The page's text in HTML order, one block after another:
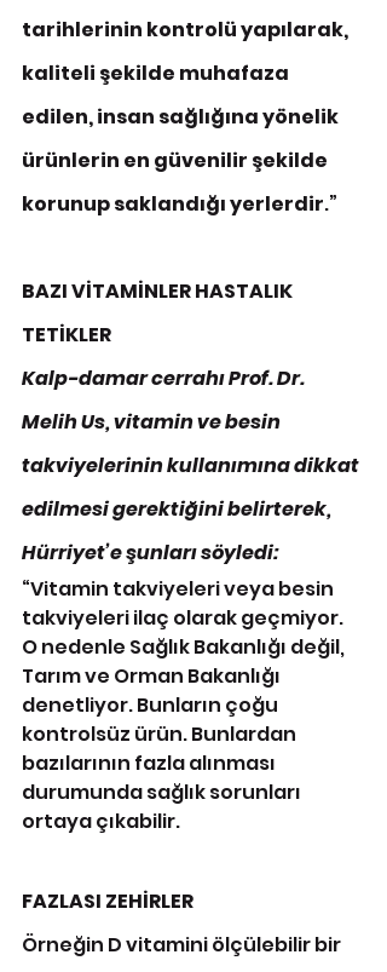
tarihlerinin kontrolü yapılarak,
kaliteli şekilde muhafaza
edilen, insan sağlığına yönelik
ürünlerin en güvenilir şekilde
korunup saklandığı yerlerdir.”
BAZI VİTAMİNLER HASTALIK
TETİKLER
Kalp-damar cerrahı Prof. Dr.
Melih Us, vitamin ve besin
takviyelerinin kullanımına dikkat
edilmesi gerektiğini belirterek,
Hürriyet’e şunları söyledi:
“Vitamin takviyeleri veya besin
takviyeleri ilaç olarak geçmiyor.
O nedenle Sağlık Bakanlığı değil,
Tarım ve Orman Bakanlığı
denetliyor. Bunların çoğu
kontrolsüz ürün. Bunlardan
bazılarının fazla alınması
durumunda sağlık sorunları
ortaya çıkabilir.
FAZLASI ZEHİRLER
Örneğin D vitamini ölçülebilir bir